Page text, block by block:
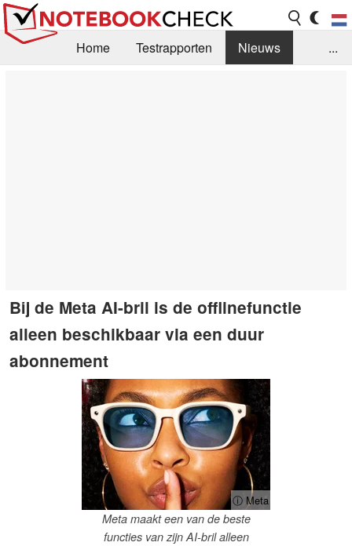
Home Testrapporten
Nieuws
...
Bij de Meta AI-bril is de offlinefunctie
alleen beschikbaar via een duur
abonnement
ⓘ Meta
Meta maakt een van de beste
functies van zijn AI-bril alleen